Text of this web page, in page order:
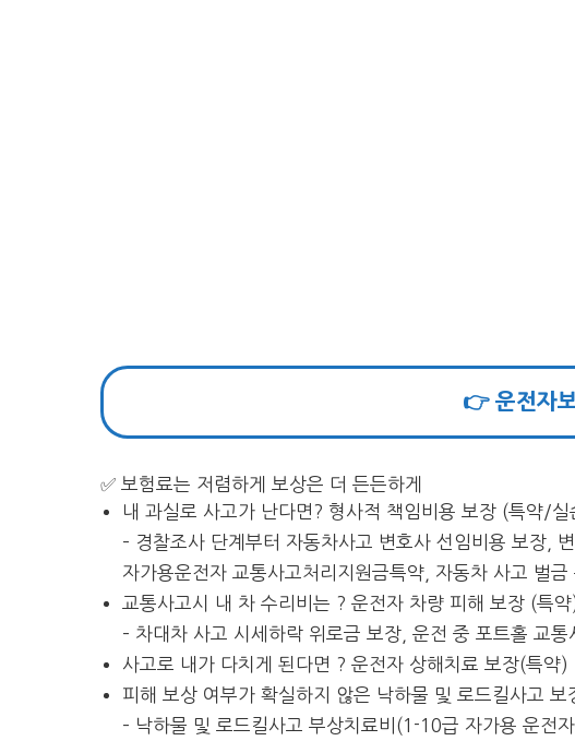
👉 운전자
✅ 보험료는 저렴하게 보상은 더 든든하게
내 과실로 사고가 난다면? 형사적 책임비용 보장 (특약/실
– 경찰조사 단계부터 자동차사고 변호사 선임비용 보장,
자가용운전자 교통사고처리지원금특약, 자동차 사고 벌금
교통사고시 내 차 수리비는 ? 운전자 차량 피해 보장 (특약
– 차대차 사고 시세하락 위로금 보장, 운전 중 포트홀 교통
사고로 내가 다치게 된다면 ? 운전자 상해치료 보장(특약)
피해 보상 여부가 확실하지 않은 낙하물 및 로드킬사고 보
– 낙하물 및 로드킬사고 부상치료비(1-10급 자가용 운전